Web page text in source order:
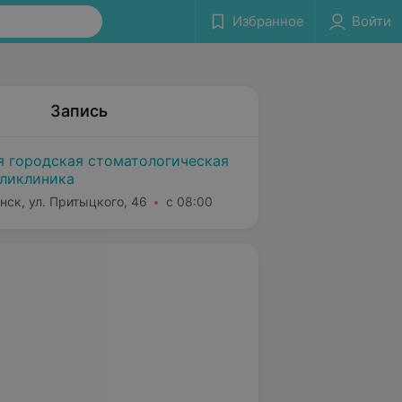
Избранное Войти
Запись
городская стоматологическая
ул. Притыцкого, 46 с 08:00